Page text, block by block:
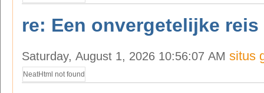
re: Een onvergetelijke reis
Saturday, August 1, 2026 10:56:07 AM situs
NeatHtml not found